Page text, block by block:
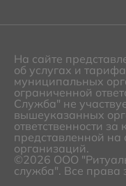
На сайте
об услугах и
муниципальных
ограниченной
Служба" не
вышеуказанных
ответственности
представленной
организаций.
©2026 ООО
служба". Все